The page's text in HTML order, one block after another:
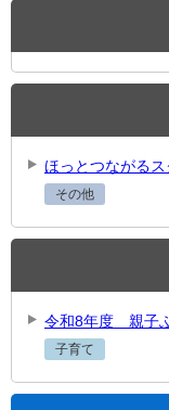
ほっとつながるス
その他
令和8年度 親子
子育て